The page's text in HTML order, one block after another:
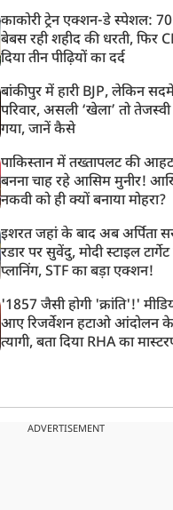
काकोरी ट्रेन एक्शन-डे स्पेशल:
बेबस रही शहीद की धरती, फिर
दिया तीन पीढ़ियों का दर्द
बांकीपुर में हारी BJP, लेकिन
परिवार, असली ‘खेला’ तो
गया, जानें कैसे
पाकिस्तान में तख्तापलट की आहट?
बनना चाह रहे आसिम मुनीर!
नकवी को ही क्यों बनाया मोहरा?
इशरत जहां के बाद अब अर्पिता
रडार पर सुवेंदु, मोदी स्टाइल
प्लानिंग, STF का बड़ा एक्शन!
'1857 जैसी होगी 'क्रांति'!'
आए रिजर्वेशन हटाओ आंदोलन के
त्यागी, बता दिया RHA का
ADVERTISEMENT